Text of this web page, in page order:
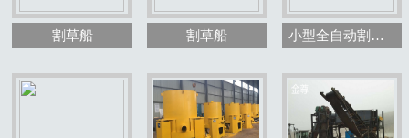
1 2 3
割草船 割草船 小型全自动割草船